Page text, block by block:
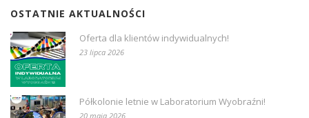
OSTATNIE AKTUALNOŚCI
Oferta dla klientów indywidualnych!
23 lipca 2026
Półkolonie letnie w Laboratorium Wyobraźni!
20 maja 2026